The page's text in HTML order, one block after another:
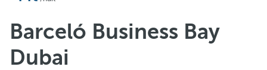
Barceló Business Bay
Dubai